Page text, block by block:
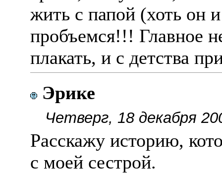
жить с папой (хоть он
пробъемся!!! Главное
плакать, и с детства
Эрике
Четверг, 18 декабря
Расскажу историю,
с моей сестрой.